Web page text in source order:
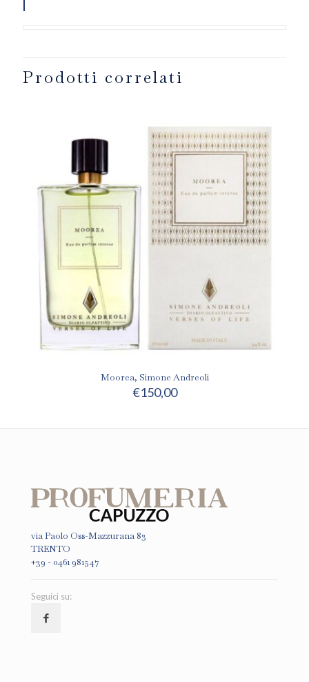
Prodotti correlati
Moorea, Simone Andreoli
€150,00
via Paolo Oss-Mazzurana 83
TRENTO
+39 - 0461 981547
Seguici su: